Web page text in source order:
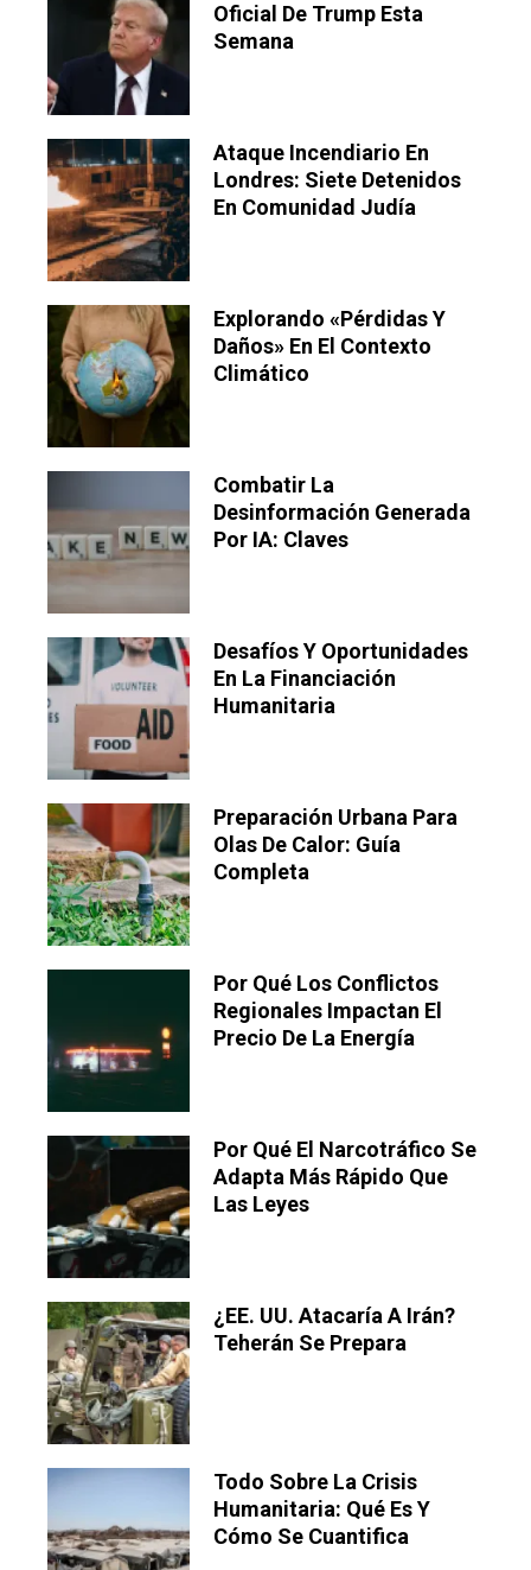
Oficial De Trump Esta
Semana
Ataque Incendiario En
Londres: Siete Detenidos
En Comunidad Judía
Explorando «pérdidas Y
Daños» En El Contexto
Climático
Combatir La
Desinformación Generada
Por IA: Claves
Desafíos Y Oportunidades
En La Financiación
Humanitaria
Preparación Urbana Para
Olas De Calor: Guía
Completa
Por Qué Los Conflictos
Regionales Impactan El
Precio De La Energía
Por Qué El Narcotráfico Se
Adapta Más Rápido Que
Las Leyes
¿EE. UU. Atacaría A Irán?
Teherán Se Prepara
Todo Sobre La Crisis
Humanitaria: Qué Es Y
Cómo Se Cuantifica